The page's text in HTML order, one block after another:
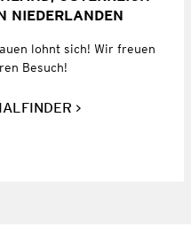
NIEDERLANDEN
lohnt sich! Wir freuen
Besuch!